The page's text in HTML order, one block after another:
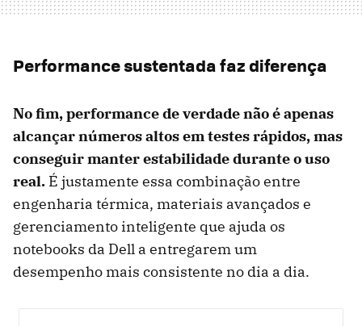
Performance sustentada faz diferença
No fim, performance de verdade não é apenas
alcançar números altos em testes rápidos, mas
conseguir manter estabilidade durante o uso
real. É justamente essa combinação entre
engenharia térmica, materiais avançados e
gerenciamento inteligente que ajuda os
notebooks da Dell a entregarem um
desempenho mais consistente no dia a dia.